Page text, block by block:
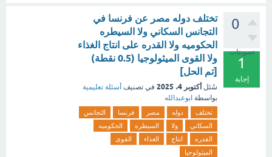
0
تصويتات
1
إجابة
تختلف دوله مصر عن فرنسا في
التجانس السكاني ولا السيطره
الحكوميه ولا القدره على انتاج الغذاء
ولا القوى الميثولوجيا (0.5 نقطة)
[تم الحل]
سُئل أكتوبر 4، 2025 في تصنيف أسئلة تعليمية
بواسطة ابوعبدالله
تختلف دوله مصر فرنسا
التجانس
السكاني
ولا السيطره
الحكوميه
القدره
انتاج الغذاء
القوى
الميثولوجيا